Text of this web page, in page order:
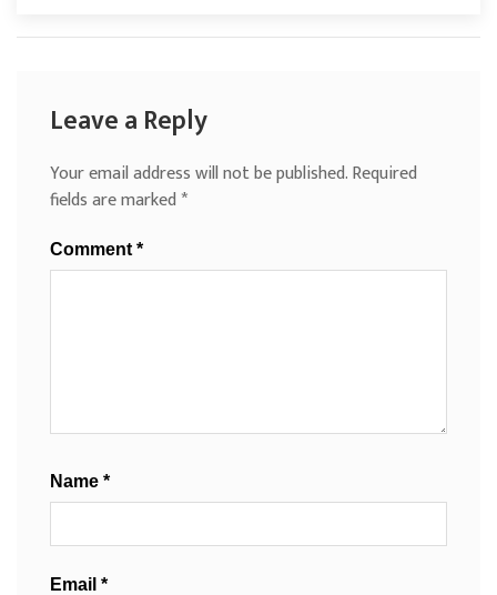
Leave a Reply
Your email address will not be published.Required
fields are marked*
Comment *
Name *
Email *